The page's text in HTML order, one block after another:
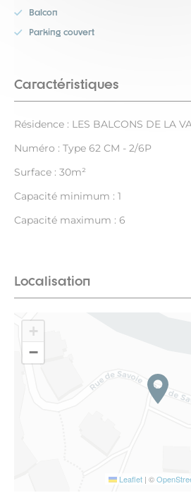
Balcon
Parking couvert
Caractéristiques
Résidence : LES BALCONS DE LA
Numéro : Type 62 CM - 2/6P
Surface : 30m²
Capacité minimum : 1
Capacité maximum : 6
Localisation
+
−
Leaflet | ©